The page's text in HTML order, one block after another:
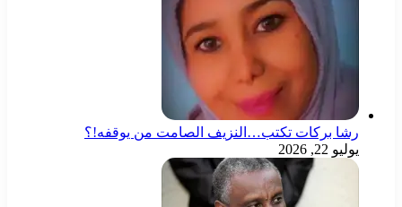
رشا بركات تكتب…النزيف الصامت من يوقفه!؟